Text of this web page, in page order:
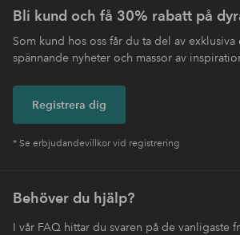
Bli kund och få 30% rabatt på
Som kund hos oss får du ta del av
spännande nyheter och massor av
Registrera dig
* Se erbjudandevillkor vid registrering
Behöver du hjälp?
I vår FAQ hittar du svaren på de vanligaste